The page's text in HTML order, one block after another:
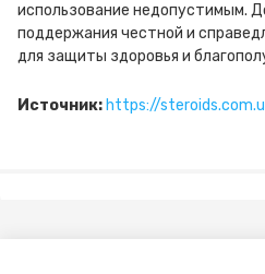
использование недопустимым.
поддержания честной и
для защиты здоровья и
Источник: https://